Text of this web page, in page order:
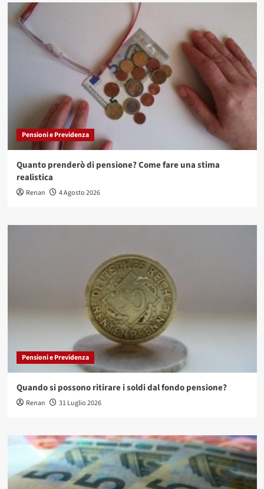
Pensioni e Previdenza
Quanto prenderò di pensione? Come fare una stima
realistica
Renan 4 Agosto 2026
Pensioni e Previdenza
Quando si possono ritirare i soldi dal fondo pensione?
Renan 31 Luglio 2026